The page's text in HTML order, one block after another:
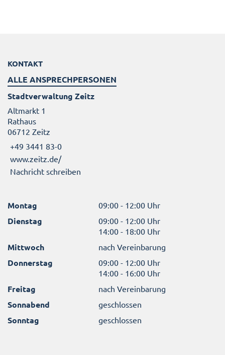
KONTAKT
ALLE ANSPRECHPERSONEN
Stadtverwaltung Zeitz
Altmarkt 1
Rathaus
06712 Zeitz
+49 3441 83-0
www.zeitz.de/
Nachricht schreiben
Montag 09:00 - 12:00 Uhr
Dienstag
09:00 - 12:00 Uhr
14:00 - 18:00 Uhr
Mittwoch nach Vereinbarung
Donnerstag
09:00 - 12:00 Uhr
14:00 - 16:00 Uhr
Freitag nach Vereinbarung
Sonnabend geschlossen
Sonntag geschlossen